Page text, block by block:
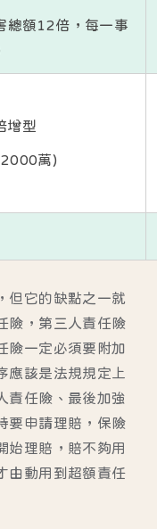
總額12倍，每一事
增型
萬)
但它的缺點之一就
險，第三人責任險
險一定必須要附加
應該是法規規定上
責任險、最後加強
要申請理賠，保險
始理賠，賠不夠用
由動用到超額責任